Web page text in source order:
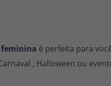
é perfeita para
, Halloween ou